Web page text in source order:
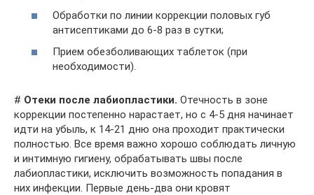
Обработки по линии коррекции половых губ
антисептиками до 6-8 раз в сутки;
Прием обезболивающих таблеток (при
необходимости).
# Отеки после лабиопластики. Отечность в зоне
коррекции постепенно нарастает, но с 4-5 дня начинает
идти на убыль, к 14-21 дню она проходит практически
полностью. Все время важно хорошо соблюдать личную
и интимную гигиену, обрабатывать швы после
лабиопластики, исключить возможность попадания в
них инфекции. Первые день-два они кровят